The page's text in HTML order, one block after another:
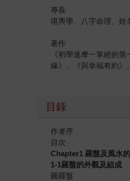
專長
堪輿學、八字命理、姓
著作
《初學達摩一掌經的
緣》、《與幸福有約》
目錄
作者序
目次
Chapter1 羅盤及風水
1-1羅盤的外觀及組成
圓羅盤